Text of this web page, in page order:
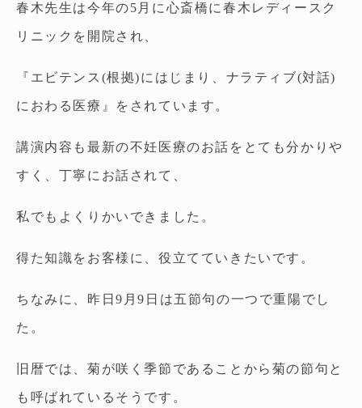
春木先生は今年の5月に心斎橋に春木レディースク
リニックを開院され、
『エビテンス(根拠)にはじまり、ナラティブ(対話)
におわる医療』をされています。
講演内容も最新の不妊医療のお話をとても分かりや
すく、丁寧にお話されて、
私でもよくりかいできました。
得た知識をお客様に、役立てていきたいです。
ちなみに、昨日9月9日は五節句の一つで重陽でし
た。
旧暦では、菊が咲く季節であることから菊の節句と
も呼ばれているそうです。